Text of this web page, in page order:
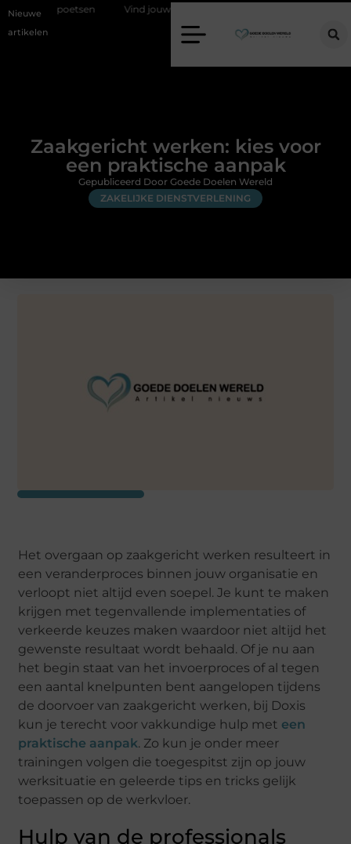
Nieuwe
artikelen
Vind jouw perfecte AC Milan merchandise
Zaakgericht werken: kies voor
een praktische aanpak
ZAKELIJKE DIENSTVERLENING
Gepubliceerd Door Goede Doelen Wereld
Het overgaan op zaakgericht werken resulteert in
een veranderproces binnen jouw organisatie en
verloopt niet altijd even soepel. Je kunt te maken
krijgen met tegenvallende implementaties of
verkeerde keuzes maken waardoor niet altijd het
gewenste resultaat wordt behaald. Of je nu aan
het begin staat van het invoerproces of al tegen
een aantal knelpunten bent aangelopen tijdens
de doorvoer van zaakgericht werken, bij Doxis
kun je terecht voor vakkundige hulp met een
praktische aanpak. Zo kun je onder meer
trainingen volgen die toegespitst zijn op jouw
werksituatie en geleerde tips en tricks gelijk
toepassen op de werkvloer.
Hulp van de professionals